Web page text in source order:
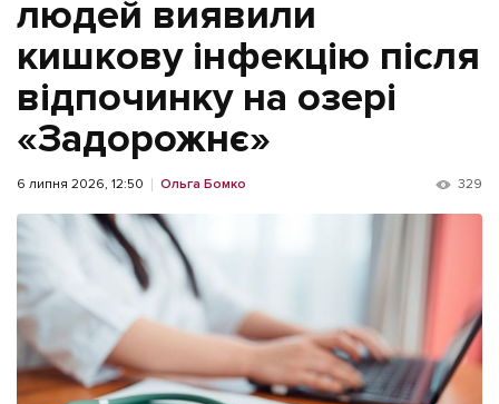
Економіка
Бізнес
Життя
Культура
Афіша
Інтерв'ю
Картки
Репортаж
Прес-релізи
Фото/Відео
Made in Lviv
людей виявили
кишкову інфекцію після
відпочинку на озері
«Задорожнє»
6 липня 2026, 12:50 Ольга Бомко 329